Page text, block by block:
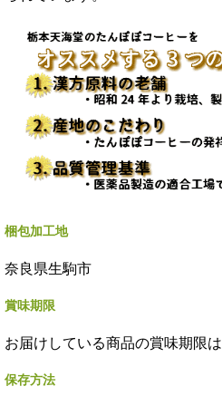
梱包加工地
奈良県生駒市
賞味期限
お届けしている商品の賞味期限は
保存方法